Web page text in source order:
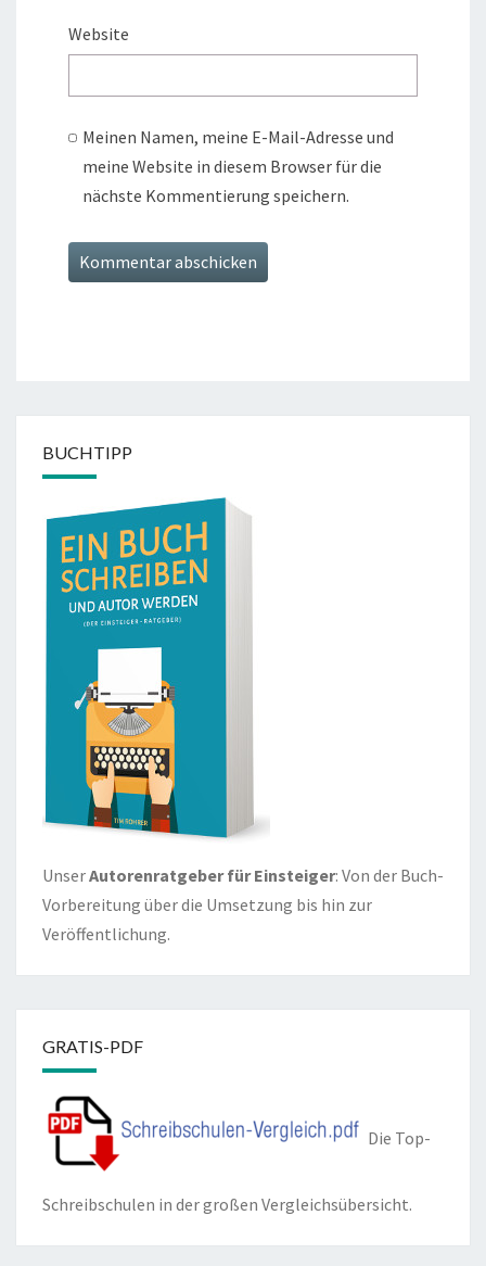
Website
Meinen Namen, meine E-Mail-Adresse und
meine Website in diesem Browser für die
nächste Kommentierung speichern.
BUCHTIPP
UnserAutorenratgeber für Einsteiger: Von der Buch-
Vorbereitung über die Umsetzung bis hin zur
Veröffentlichung.
GRATIS-PDF
Die Top-
Schreibschulen in der großen Vergleichsübersicht.